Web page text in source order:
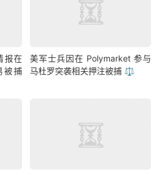
报在
被捕
美军士兵因在 Polymarket 参与
马杜罗突袭相关押注被捕 ⚖️